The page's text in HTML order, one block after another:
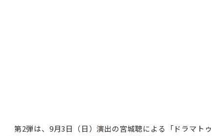
第2弾は、9月3日（日）演出の宮城聰による「ドラマトゥ